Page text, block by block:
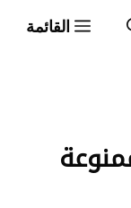
القائمة